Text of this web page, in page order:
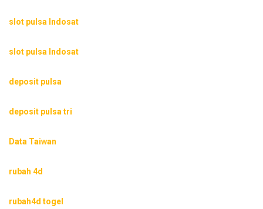
slot pulsa Indosat
slot pulsa Indosat
deposit pulsa
deposit pulsa tri
Data Taiwan
rubah 4d
rubah4d togel